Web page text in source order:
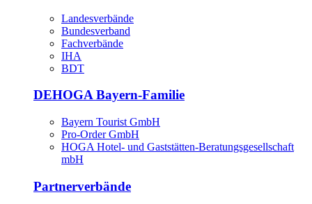
Landesverbände
Bundesverband
Fachverbände
IHA
BDT
DEHOGA Bayern-Familie
Bayern Tourist GmbH
Pro-Order GmbH
HOGA Hotel- und Gaststätten-Beratungsgesellschaft
mbH
Partnerverbände